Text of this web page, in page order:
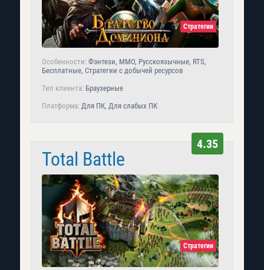
Стратегии
Особенности: Фэнтези, MMO, Русскоязычные, RTS,
Бесплатные, Стратегии с добычей ресурсов
Тип клиента: Браузерные
Платформа: Для ПК, Для слабых ПК
Total Battle
4.35
Стратегии